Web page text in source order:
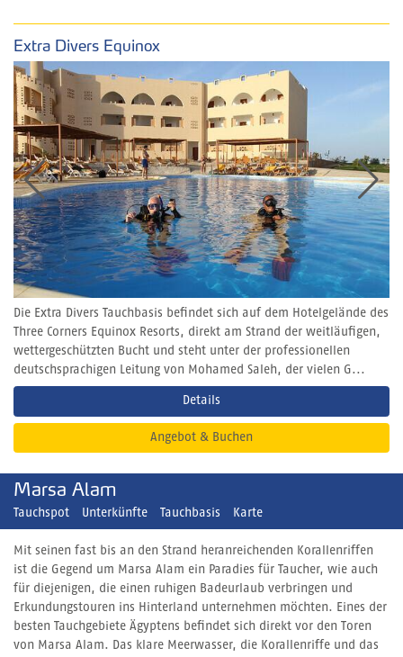
Extra Divers Equinox
Die Extra Divers Tauchbasis befindet sich auf dem Hotelgelände des
Three Corners Equinox Resorts, direkt am Strand der weitläufigen,
wettergeschützten Bucht und steht unter der professionellen
deutschsprachigen Leitung von Mohamed Saleh, der vielen G...
Details
Angebot & Buchen
Marsa Alam
Tauchspot Unterkünfte Tauchbasis Karte
Mit seinen fast bis an den Strand heranreichenden Korallenriffen
ist die Gegend um Marsa Alam ein Paradies für Taucher, wie auch
für diejenigen, die einen ruhigen Badeurlaub verbringen und
Erkundungstouren ins Hinterland unternehmen möchten. Eines der
besten Tauchgebiete Ägyptens befindet sich direkt vor den Toren
von Marsa Alam. Das klare Meerwasser, die Korallenriffe und das